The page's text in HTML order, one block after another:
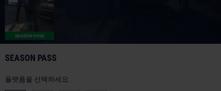
SEASON PASS
플랫폼을 선택하세요: